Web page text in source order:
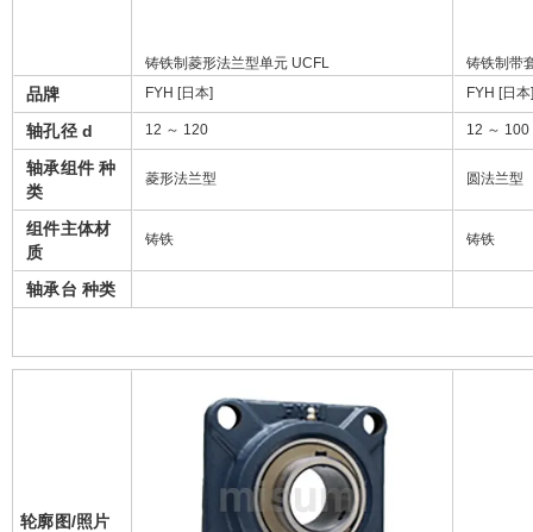
铸铁制菱形法兰型单元 UCFL 铸铁制带
品牌 FYH [日本] FYH [日本]
轴孔径 d 12 ～ 120 12 ～ 100
轴承组件 种
类
菱形法兰型 圆法兰型
组件主体材
质
铸铁 铸铁
轴承台 种类
轮廓图/照片